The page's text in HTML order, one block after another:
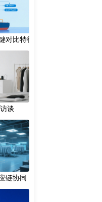
对比特征及实务应用建议
谈
链协同